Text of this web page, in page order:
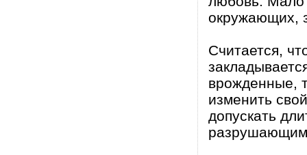
окружающих,
Считается,
врожденные,
изменить
допускать